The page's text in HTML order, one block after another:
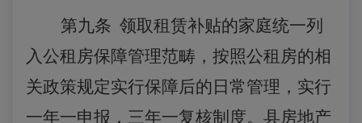
第九条 领取租赁补贴的家庭统一列
入公租房保障管理范畴，按照公租房的相
关政策规定实行保障后的日常管理，实行
一年一申报，三年一复核制度。县房地产